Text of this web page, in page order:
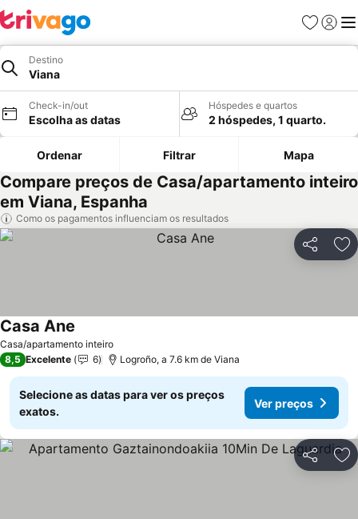
Favoritos
Iniciar
Destino
Viana
Check-in/out
Escolha as datas
Hóspedes e quartos
2 hóspedes, 1 quarto.
Ordenar Filtrar Mapa
Compare preços de Casa/apartamento inteiro
em Viana, Espanha
Como os pagamentos influenciam os resultados
Partilhar
Casa/apartamento inteiro
Casa Ane
8,5 Excelente 6 Logroño, a 7.6 km de Viana
Selecione as datas para ver os preços
exatos.
Ver preços
Partilhar